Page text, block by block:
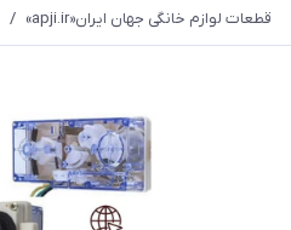
قطعات لوازم خانگی جهان ایران«apji.ir» /